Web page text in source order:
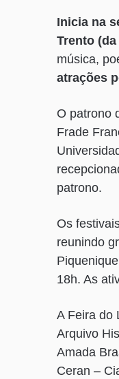
Inicia na
Trento
música,
atrações
O patrono
Frade
patrono.
Os
reunindo
18h. As
A Feira do
Arquivo
Amada
Ceran –